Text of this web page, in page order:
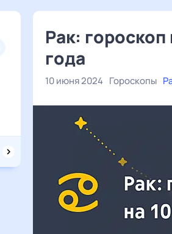
Рак:
года
10 июня 2024 Гороскопы